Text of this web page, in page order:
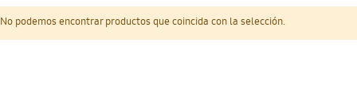
No podemos encontrar productos que coincida con la selección.